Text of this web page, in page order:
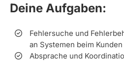
Deine Aufgaben:
Fehlersuche und
an Systemen beim Kunden
Absprache und